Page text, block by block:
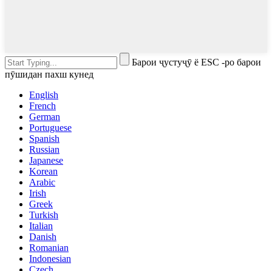
Барои ҷустуҷӯ ё ESC -ро барои
пӯшидан пахш кунед
English
French
German
Portuguese
Spanish
Russian
Japanese
Korean
Arabic
Irish
Greek
Turkish
Italian
Danish
Romanian
Indonesian